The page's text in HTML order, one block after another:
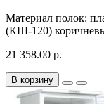
Материал полок:
(КШ-120)
21 358.00 р.
В корзину